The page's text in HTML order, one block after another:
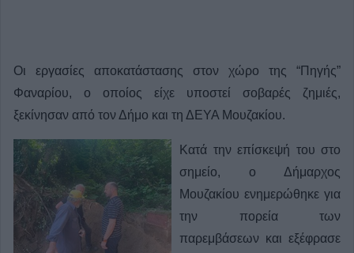
Οι εργασίες αποκατάστασης στον χώρο της “Πηγής”
Φαναρίου, ο οποίος είχε υποστεί σοβαρές ζημιές,
ξεκίνησαν από τον Δήμο και τη ΔΕΥΑ Μουζακίου.
Κατά την επίσκεψή του στο
σημείο, ο Δήμαρχος
Μουζακίου ενημερώθηκε για
την πορεία των
παρεμβάσεων και εξέφρασε